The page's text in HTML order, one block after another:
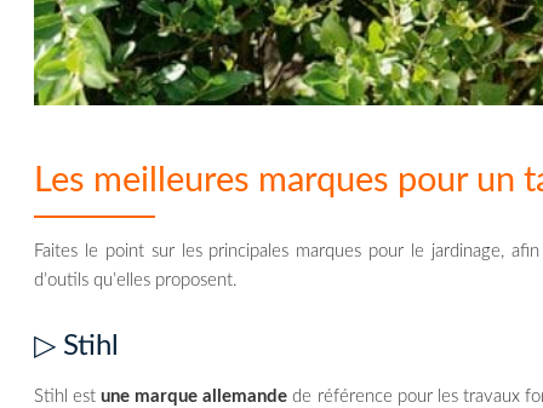
Les meilleures marques pour un
Faites le point sur les principales marques pour le jardinage,
d’outils qu’elles proposent.
▷ Stihl
Stihl estune marque allemande de référence pour les travaux